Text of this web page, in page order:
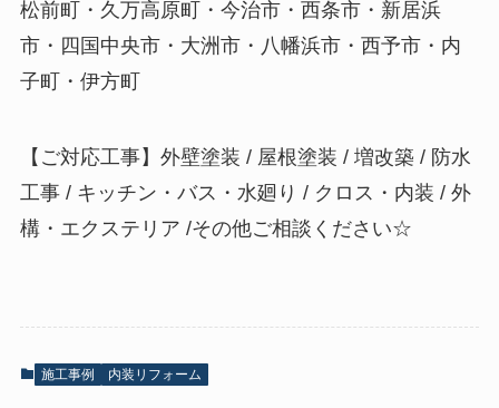
松前町・久万高原町・今治市・西条市・新居浜
市・四国中央市・大洲市・八幡浜市・西予市・内
子町・伊方町
【ご対応工事】外壁塗装 / 屋根塗装 / 増改築 / 防水
工事 / キッチン・バス・水廻り / クロス・内装 / 外
構・エクステリア /その他ご相談ください☆
施工事例 内装リフォーム